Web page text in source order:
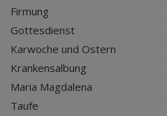
Firmung
Gottesdienst
Karwoche und Ostern
Krankensalbung
Maria Magdalena
Taufe